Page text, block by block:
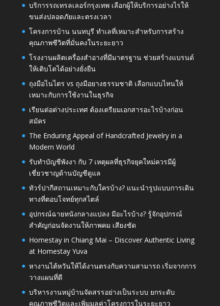
บริการรถเทรลเลอร์กรุงเทพ เลือกผู้ให้บริการอย่างไรให้
ขนส่งปลอดภัยและตรงเวลา
โครงการบ้าน นนทบุรี ทำเลที่เหมาะสำหรับการสร้าง
คุณภาพชีวิตที่มั่นคงในระยะยาว
โรงงานผลิตเครื่องสำอางที่มีมาตรฐาน ช่วยสร้างแบรนด์
ให้เติบโตได้อย่างยั่งยืน
ถุงมือไนไตร vs ถุงมือยางธรรมชาติ เลือกแบบไหนให้
เหมาะกับการใช้งานในธุรกิจ
เรียนต่อต่างประเทศ ต้องเตรียมเอกสารอะไรบ้างก่อน
สมัคร
The Enduring Appeal of Handcrafted Jewelry in a
Modern World
รับทำบัญชีพังงา กับ 7 เหตุผลที่ธุรกิจยุคใหม่ควรมีผู้
เชี่ยวชาญด้านบัญชีดูแล
ทัวร์ปากีสถานเหมาะกับใครบ้าง? แนะนำรูปแบบการเดิน
ทางที่ตอบโจทย์ทุกสไตล์
อุปกรณ์ฉายหนังกลางแปลง มีอะไรบ้าง? รู้จักอุปกรณ์
สำคัญก่อนจัดงานให้ภาพคม เสียงชัด
Homestay in Chiang Mai – Discover Authentic Living
at Homestay Yuva
หางานไต้หวันให้ได้งานตรงกับความสามารถ เริ่มจากการ
วางแผนที่ดี
บริหารงานหมู่บ้านจัดสรรอย่างเป็นระบบ ยกระดับ
คุณภาพชีวิตและเพิ่มมูลค่าโครงการในระยะยาว